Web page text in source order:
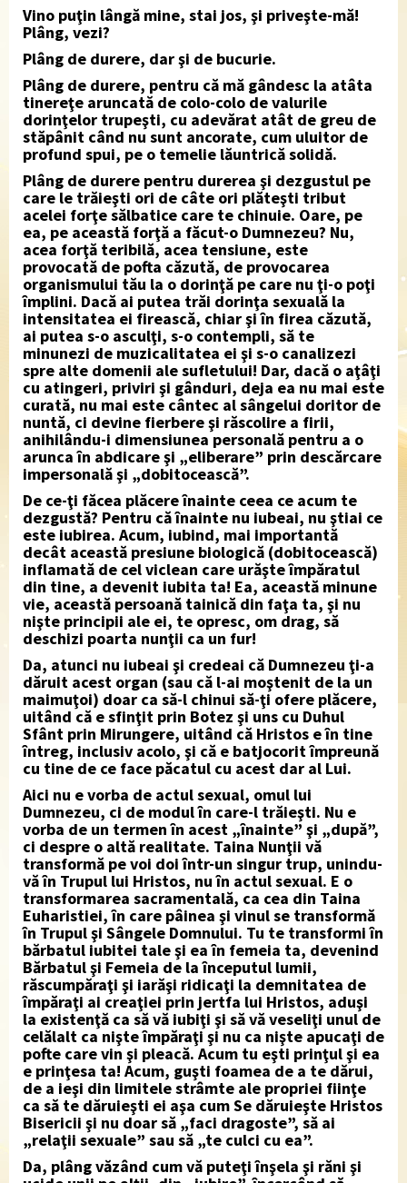
Vino puţin lângă mine, stai jos, şi priveşte-mă!
Plâng, vezi?
Plâng de durere, dar şi de bucurie.
Plâng de durere, pentru că mă gândesc la atâta
tinereţe aruncată de colo-colo de valurile
dorinţelor trupeşti, cu adevărat atât de greu de
stăpânit când nu sunt ancorate, cum uluitor de
profund spui, pe o temelie lăuntrică solidă.
Plâng de durere pentru durerea şi dezgustul pe
care le trăieşti ori de câte ori plăteşti tribut
acelei forţe sălbatice care te chinuie. Oare, pe
ea, pe această forţă a făcut-o Dumnezeu? Nu,
acea forţă teribilă, acea tensiune, este
provocată de pofta căzută, de provocarea
organismului tău la o dorinţă pe care nu ţi-o poţi
împlini. Dacă ai putea trăi dorinţa sexuală la
intensitatea ei firească, chiar şi în firea căzută,
ai putea s-o asculţi, s-o contempli, să te
minunezi de muzicalitatea ei şi s-o canalizezi
spre alte domenii ale sufletului! Dar, dacă o aţâţi
cu atingeri, priviri şi gânduri, deja ea nu mai este
curată, nu mai este cântec al sângelui doritor de
nuntă, ci devine fierbere şi răscolire a firii,
anihilându-i dimensiunea personală pentru a o
arunca în abdicare şi „eliberare” prin descărcare
impersonală şi „dobitocească”.
De ce-ţi făcea plăcere înainte ceea ce acum te
dezgustă? Pentru că înainte nu iubeai, nu ştiai ce
este iubirea. Acum, iubind, mai importantă
decât această presiune biologică (dobitocească)
inflamată de cel viclean care urăşte împăratul
din tine, a devenit iubita ta! Ea, această minune
vie, această persoană tainică din faţa ta, şi nu
nişte principii ale ei, te opresc, om drag, să
deschizi poarta nunţii ca un fur!
Da, atunci nu iubeai şi credeai că Dumnezeu ţi-a
dăruit acest organ (sau că l-ai moştenit de la un
maimuţoi) doar ca să-l chinui să-ţi ofere plăcere,
uitând că e sfinţit prin Botez şi uns cu Duhul
Sfânt prin Mirungere, uitând că Hristos e în tine
întreg, inclusiv acolo, şi că e batjocorit împreună
cu tine de ce face păcatul cu acest dar al Lui.
Aici nu e vorba de actul sexual, omul lui
Dumnezeu, ci de modul în care-l trăieşti. Nu e
vorba de un termen în acest „înainte” şi „după”,
ci despre o altă realitate. Taina Nunţii vă
transformă pe voi doi într-un singur trup, unindu-
vă în Trupul lui Hristos, nu în actul sexual. E o
transformarea sacramentală, ca cea din Taina
Euharistiei, în care pâinea şi vinul se transformă
în Trupul şi Sângele Domnului. Tu te transformi în
bărbatul iubitei tale şi ea în femeia ta, devenind
Bărbatul şi Femeia de la începutul lumii,
răscumpăraţi şi iarăşi ridicaţi la demnitatea de
împăraţi ai creaţiei prin jertfa lui Hristos, aduşi
la existenţă ca să vă iubiţi şi să vă veseliţi unul de
celălalt ca nişte împăraţi şi nu ca nişte apucaţi de
pofte care vin şi pleacă. Acum tu eşti prinţul şi ea
e prinţesa ta! Acum, guşti foamea de a te dărui,
de a ieşi din limitele strâmte ale propriei fiinţe
ca să te dăruieşti ei aşa cum Se dăruieşte Hristos
Bisericii şi nu doar să „faci dragoste”, să ai
„relaţii sexuale” sau să „te culci cu ea”.
Da, plâng văzând cum vă puteţi înşela şi răni şi